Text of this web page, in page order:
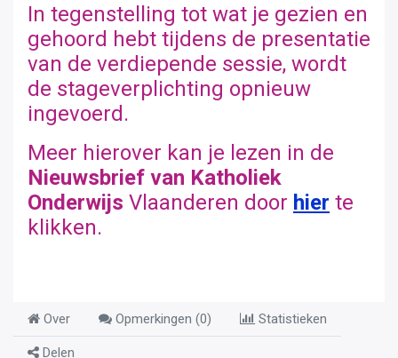
In tegenstelling tot wat je gezien en
gehoord hebt tijdens de presentatie
van de verdiepende sessie, wordt
de stageverplichting opnieuw
ingevoerd.
Meer hierover kan je lezen in de
Nieuwsbrief van Katholiek
Onderwijs Vlaanderen door hier te
klikken.
Over Opmerkingen (0) Statistieken
Delen